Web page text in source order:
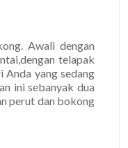
Awali dengan
telapak
yang sedang
ini sebanyak dua
perut dan bokong